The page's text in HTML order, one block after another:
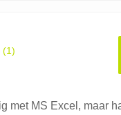
(1)
met MS Excel, maar